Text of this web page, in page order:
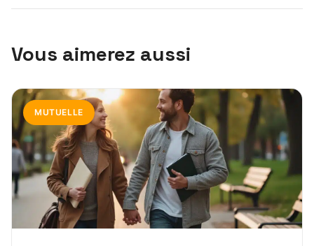
Vous aimerez aussi
MUTUELLE